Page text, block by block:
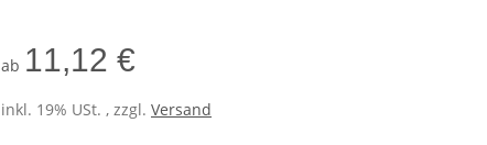
ab 11,12 €
inkl. 19% USt. , zzgl. Versand